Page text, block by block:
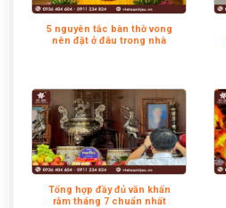
5 nguyên tắc bàn thờ vong
nên đặt ở đâu trong nhà
Tổng hợp đầy đủ văn khấn
rằm tháng 7 chuẩn nhất